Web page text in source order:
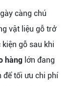
càng chú
vật liệu gỗ trở
gỗ sau khi
hàng lớn đang
để tối ưu chi phí